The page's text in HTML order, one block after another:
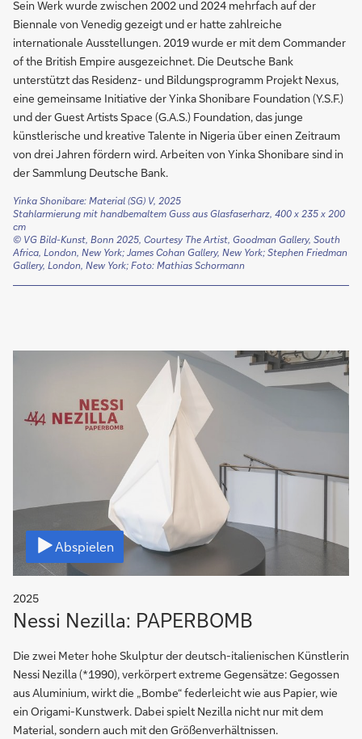
Sein Werk wurde zwischen 2002 und 2024 mehrfach auf der
Biennale von Venedig gezeigt und er hatte zahlreiche
internationale Ausstellungen. 2019 wurde er mit dem Commander
of the British Empire ausgezeichnet. Die Deutsche Bank
unterstützt das Residenz- und Bildungsprogramm Projekt Nexus,
eine gemeinsame Initiative der Yinka Shonibare Foundation (Y.S.F.)
und der Guest Artists Space (G.A.S.) Foundation, das junge
künstlerische und kreative Talente in Nigeria über einen Zeitraum
von drei Jahren fördern wird. Arbeiten von Yinka Shonibare sind in
der Sammlung Deutsche Bank.
Yinka Shonibare: Material (SG) V, 2025
Stahlarmierung mit handbemaltem Guss aus Glasfaserharz, 400 x 235 x 200
cm
© VG Bild-Kunst, Bonn 2025, Courtesy The Artist, Goodman Gallery, South
Africa, London, New York; James Cohan Gallery, New York; Stephen Friedman
Gallery, London, New York; Foto: Mathias Schormann
Abspielen
Video
2025
Nessi Nezilla: PAPERBOMB
Die zwei Meter hohe Skulptur der deutsch-italienischen Künstlerin
Nessi Nezilla (*1990), verkörpert extreme Gegensätze: Gegossen
aus Aluminium, wirkt die „Bombe“ federleicht wie aus Papier, wie
ein Origami-Kunstwerk. Dabei spielt Nezilla nicht nur mit dem
Material, sondern auch mit den Größenverhältnissen.